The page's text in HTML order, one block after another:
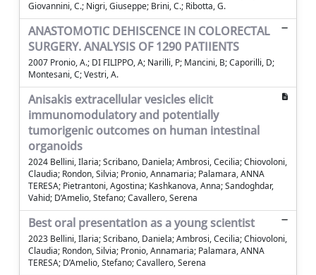
Giovannini, C.; Nigri, Giuseppe; Brini, C.; Ribotta, G.
ANASTOMOTIC DEHISCENCE IN COLORECTAL
SURGERY. ANALYSIS OF 1290 PATIIENTS
2007 Pronio, A.; DI FILIPPO, A; Narilli, P; Mancini, B; Caporilli, D;
Montesani, C; Vestri, A.
Anisakis extracellular vesicles elicit
immunomodulatory and potentially
tumorigenic outcomes on human intestinal
organoids
2024 Bellini, Ilaria; Scribano, Daniela; Ambrosi, Cecilia; Chiovoloni,
Claudia; Rondon, Silvia; Pronio, Annamaria; Palamara, ANNA
TERESA; Pietrantoni, Agostina; Kashkanova, Anna; Sandoghdar,
Vahid; D’Amelio, Stefano; Cavallero, Serena
Best oral presentation as a young scientist
2023 Bellini, Ilaria; Scribano, Daniela; Ambrosi, Cecilia; Chiovoloni,
Claudia; Rondon, Silvia; Pronio, Annamaria; Palamara, ANNA
TERESA; D’Amelio, Stefano; Cavallero, Serena